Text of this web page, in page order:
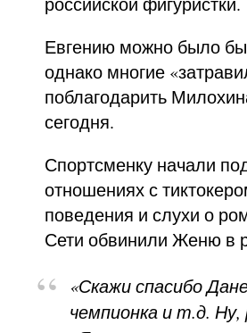
Евгению можно было
однако многие
поблагодарить
сегодня.
Спортсменку начали
отношениях с
поведения и слухи о
Сети обвинили Женю в
«Скажи спасибо
чемпионка и т.д. Ну,